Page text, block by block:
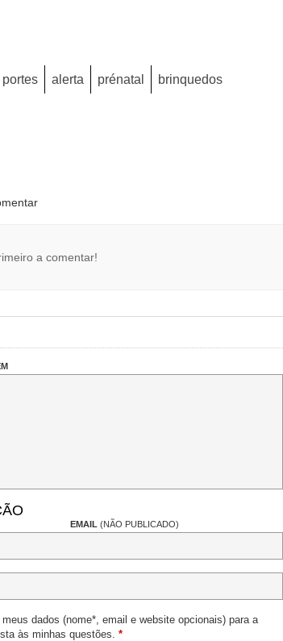
portes alerta prénatal brinquedos
a comentar!
EMAIL(NÃO PUBLICADO)
dados (nome*, email e website opcionais) para a
às minhas questões. *